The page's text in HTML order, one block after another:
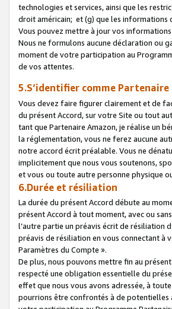
technologies et services, ainsi que les
droit américain; et (g) que les informations
Vous pouvez mettre à jour vos
Nous ne formulons aucune déclaration ou
moment de votre participation au
de vos attentes.
5.S’identifier comme Partenaire
Vous devez faire figurer clairement et de
du présent Accord, sur votre Site ou tout
tant que Partenaire Amazon, je réalise un
la réglementation, vous ne ferez aucune
notre accord écrit préalable. Vous ne
implicitement que nous vous soutenons,
et vous ou toute autre personne physique
6.Durée et résiliation
La durée du présent Accord débute au
présent Accord à tout moment, avec ou
l’autre partie un préavis écrit de résiliation
préavis de résiliation en vous connectant à
Paramètres du Compte ».
De plus, nous pouvons mettre fin au
respecté une obligation essentielle du
effet que nous vous avons adressée, à
pourrions être confrontés à de potentielles